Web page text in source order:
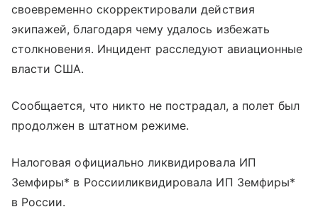
своевременно скорректировали действия
экипажей, благодаря чему удалось избежать
столкновения. Инцидент расследуют авиационные
власти США.
Сообщается, что никто не пострадал, а полет был
продолжен в штатном режиме.
Налоговая официально ликвидировала ИП
Земфиры* в Россииликвидировала ИП Земфиры*
в России.